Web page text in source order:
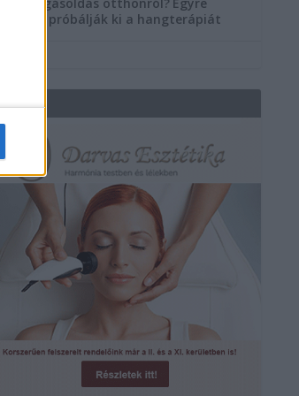
többen próbálják ki a hangterápiát